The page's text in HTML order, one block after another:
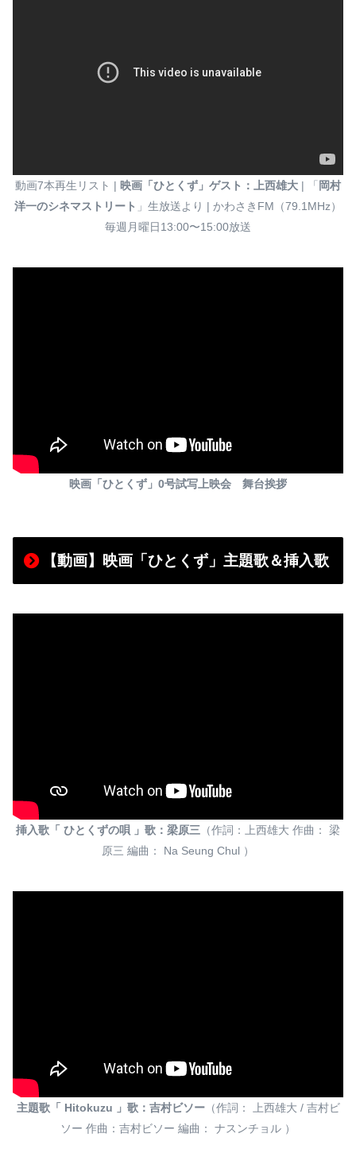
動画7本再生リスト | 映画「ひとくず」ゲスト：上西雄大 | 「 岡村
洋一のシネマストリート 」生放送より | かわさきFM（79.1MHz）
毎週月曜日13:00〜15:00放送
映画「ひとくず」0号試写上映会 舞台挨拶
【動画】映画「ひとくず」主題歌＆挿入歌
挿入歌「 ひとくずの唄 」歌：梁原三 （作詞：上西雄大 作曲： 梁
原三 編曲： Na Seung Chul ）
主題歌「 Hitokuzu 」歌：吉村ビソー（作詞： 上西雄大 / 吉村ビ
ソー 作曲：吉村ビソー 編曲： ナスンチョル ）